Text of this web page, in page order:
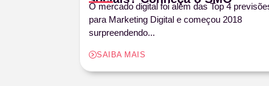
O mercado digital foi além das Top 4
para Marketing Digital e começou 2018
surpreendendo...
SAIBA MAIS